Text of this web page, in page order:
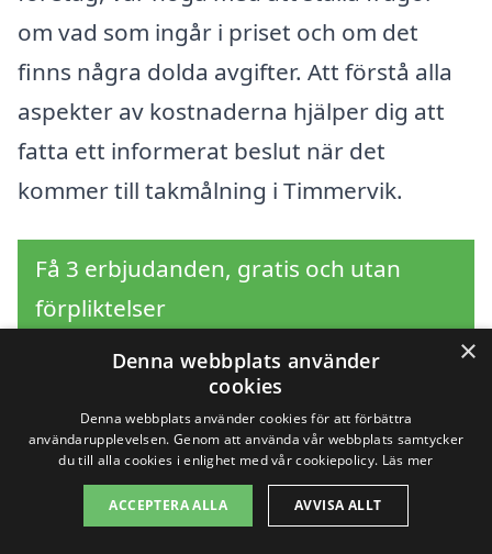
om vad som ingår i priset och om det
finns några dolda avgifter. Att förstå alla
aspekter av kostnaderna hjälper dig att
fatta ett informerat beslut när det
kommer till takmålning i Timmervik.
Få 3 erbjudanden, gratis och utan
förpliktelser
Sök efter en
professionell för
takmålning i andra
×
Denna webbplats använder
cookies
Denna webbplats använder cookies för att förbättra
användarupplevelsen. Genom att använda vår webbplats samtycker
du till alla cookies i enlighet med vår cookiepolicy. Läs mer
ACCEPTERA ALLA AVVISA ALLT